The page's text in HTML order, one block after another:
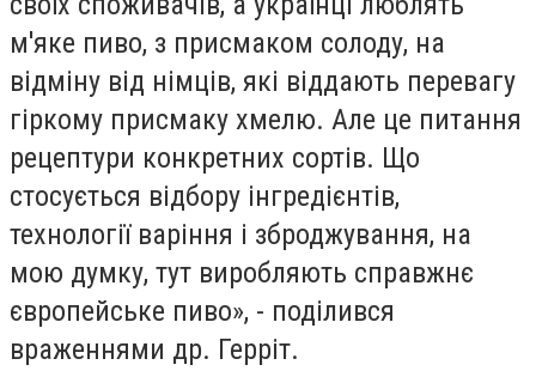
м'яке пиво, з присмаком солоду, на
відміну від німців, які віддають перевагу
гіркому присмаку хмелю. Але це питання
рецептури конкретних сортів. Що
стосується відбору інгредієнтів,
технології варіння і зброджування, на
мою думку, тут виробляють справжнє
європейське пиво», - поділився
враженнями др. Герріт.